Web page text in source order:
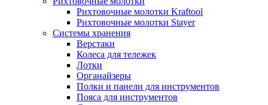
Рихтовочные молотки Kraftool
Рихтовочные молотки Stayer
Системы хранения
Верстаки
Колеса для тележек
Лотки
Органайзеры
Полки и панели для инструментов
Пояса для инструментов